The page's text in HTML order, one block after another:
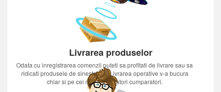
Livrarea produselor
Odata cu inregistrarea comenzii puteti sa profitati de livrare sau sa
ridicati produsele de sinestatator.Livrarea operative v-a bucura
chiar si pe cei mai nerabdatori cumparatori.